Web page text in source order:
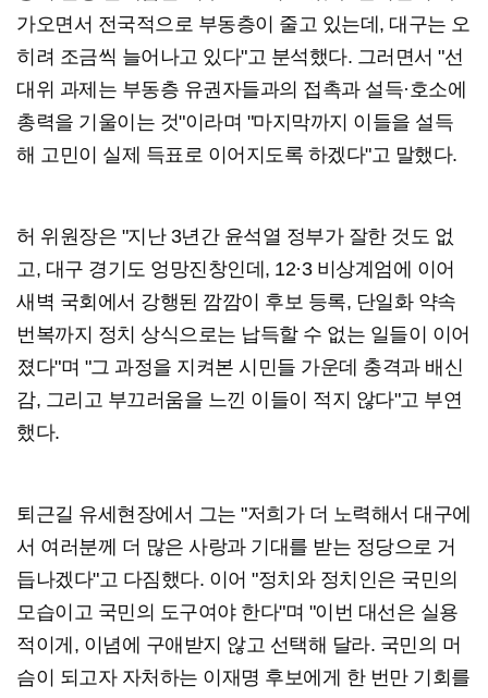
가오면서 전국적으로 부동층이 줄고 있는데, 대구는 오
히려 조금씩 늘어나고 있다"고 분석했다. 그러면서 "선
대위 과제는 부동층 유권자들과의 접촉과 설득·호소에
총력을 기울이는 것"이라며 "마지막까지 이들을 설득
해 고민이 실제 득표로 이어지도록 하겠다"고 말했다.
허 위원장은 "지난 3년간 윤석열 정부가 잘한 것도 없
고, 대구 경기도 엉망진창인데, 12·3 비상계엄에 이어
새벽 국회에서 강행된 깜깜이 후보 등록, 단일화 약속
번복까지 정치 상식으로는 납득할 수 없는 일들이 이어
졌다"며 "그 과정을 지켜본 시민들 가운데 충격과 배신
감, 그리고 부끄러움을 느낀 이들이 적지 않다"고 부연
했다.
퇴근길 유세현장에서 그는 "저희가 더 노력해서 대구에
서 여러분께 더 많은 사랑과 기대를 받는 정당으로 거
듭나겠다"고 다짐했다. 이어 "정치와 정치인은 국민의
모습이고 국민의 도구여야 한다"며 "이번 대선은 실용
적이게, 이념에 구애받지 않고 선택해 달라. 국민의 머
슴이 되고자 자처하는 이재명 후보에게 한 번만 기회를